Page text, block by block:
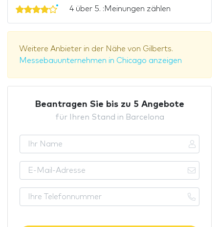
4 über 5. :Meinungen zählen
Weitere Anbieter in der Nähe von Gilberts.
Messebauunternehmen in Chicago anzeigen
Beantragen Sie bis zu 5 Angebote
für Ihren Stand in Barcelona